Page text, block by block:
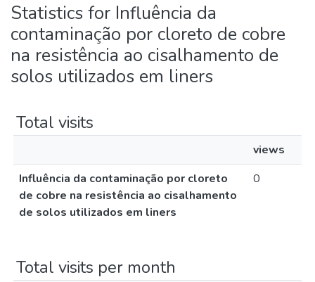
All of DSpace
Statistics for Influência da
contaminação por cloreto de cobre
na resistência ao cisalhamento de
solos utilizados em liners
Total visits
views
Influência da contaminação por cloreto
de cobre na resistência ao cisalhamento
de solos utilizados em liners
0
Total visits per month